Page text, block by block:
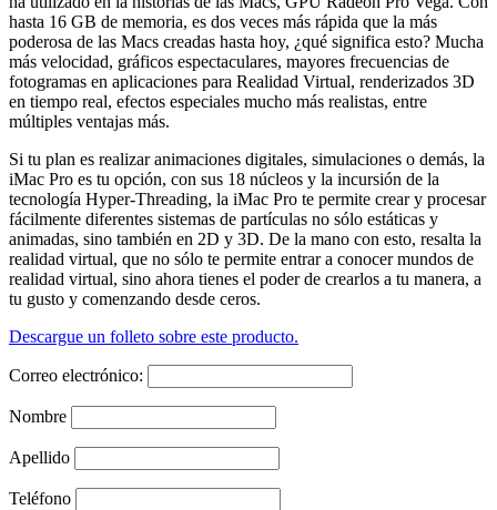
hasta 16 GB de memoria, es dos veces más rápida que la más
poderosa de las Macs creadas hasta hoy, ¿qué significa esto? Mucha
más velocidad, gráficos espectaculares, mayores frecuencias de
fotogramas en aplicaciones para Realidad Virtual, renderizados 3D
en tiempo real, efectos especiales mucho más realistas, entre
múltiples ventajas más.
Si tu plan es realizar animaciones digitales, simulaciones o demás, la
iMac Pro es tu opción, con sus 18 núcleos y la incursión de la
tecnología Hyper-Threading, la iMac Pro te permite crear y procesar
fácilmente diferentes sistemas de partículas no sólo estáticas y
animadas, sino también en 2D y 3D. De la mano con esto, resalta la
realidad virtual, que no sólo te permite entrar a conocer mundos de
realidad virtual, sino ahora tienes el poder de crearlos a tu manera, a
tu gusto y comenzando desde ceros.
Descargue un folleto sobre este producto.
Correo electrónico:
Nombre
Apellido
Teléfono